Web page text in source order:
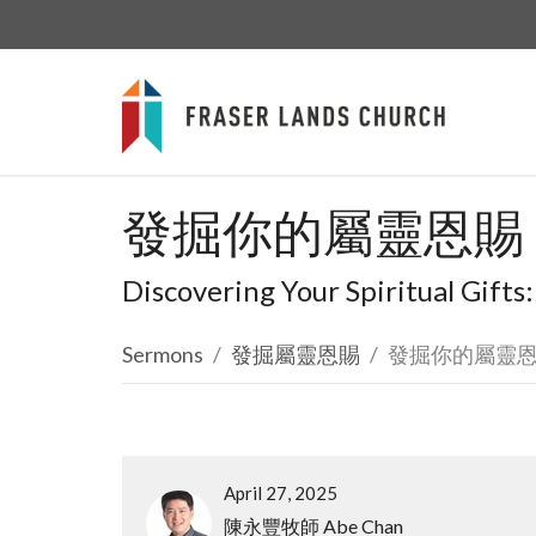
發掘你的屬靈恩
Discovering Your Spiritual
Sermons 發掘屬靈恩賜 發掘你的屬靈
April 27, 2025
陳永豐牧師 Abe Chan